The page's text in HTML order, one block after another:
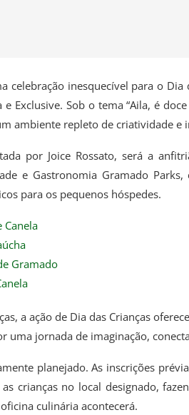
celebração inesquecível para o
Exclusive. Sob o tema “Aila, é
ambiente repleto de criatividade e
por Joice Rossato, será a
e Gastronomia Gramado
para os pequenos hóspedes.
Canela
Gramado
a ação de Dia das Crianças
uma jornada de imaginação,
planejado. As inscrições
crianças no local designado,
culinária acontecerá.